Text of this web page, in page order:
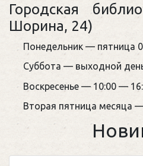
Городская
Шорина, 24)
Понедельник — пятница
Суббота — выходной
Воскресенье — 10:00 —
Вторая пятница месяца